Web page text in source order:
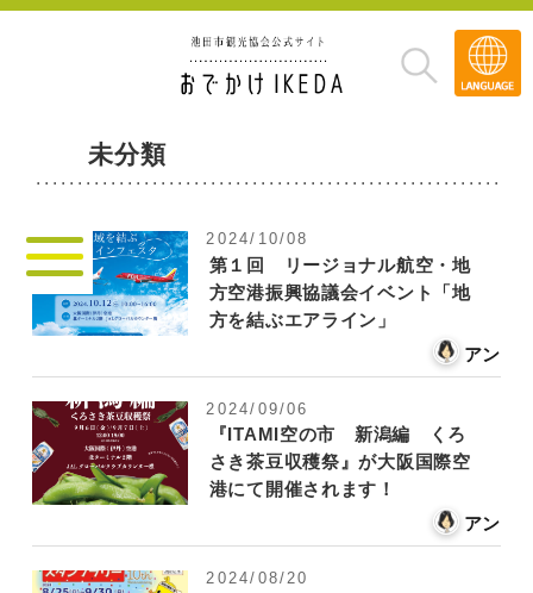
未分類
2024/10/08
第１回 リージョナル航空・地
方空港振興協議会イベント「地
方を結ぶエアライン」
アン
2024/09/06
『ITAMI空の市 新潟編 くろ
さき茶豆収穫祭』が大阪国際空
港にて開催されます！
アン
2024/08/20
»